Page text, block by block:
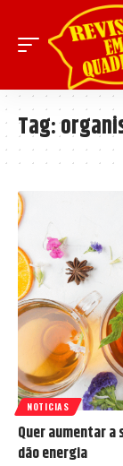
Tag:
NOTICIAS
Quer aumentar a
dão energia